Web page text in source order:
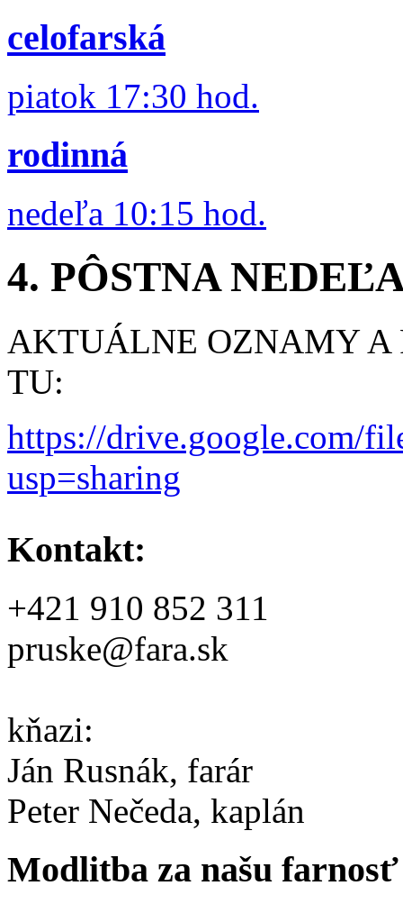
celofarská
piatok 17:30 hod.
rodinná
nedeľa 10:15 hod.
4. PÔSTNA
AKTUÁLNE OZNAMY A
TU:
https://drive.google.com/
usp=sharing
Kontakt:
+421 910 852 311
pruske@fara.sk
kňazi:
Ján Rusnák, farár
Peter Nečeda, kaplán
Modlitba za našu farnosť